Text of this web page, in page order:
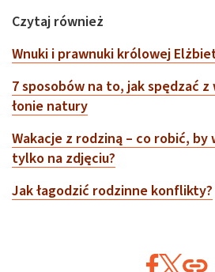
Czytaj również
Wnuki i prawnuki królowej
7 sposobów na to, jak spędzać z
łonie natury
Wakacje z rodziną – co robić, by
tylko na zdjęciu?
Jak łagodzić rodzinne konflikty?